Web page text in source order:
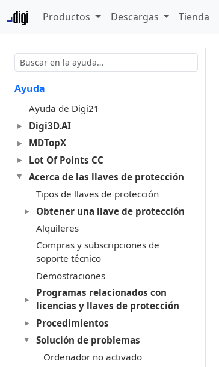
Productos Descargas Tienda
Ayuda
Ayuda de Digi21
Digi3D.AI
MDTopX
Lot Of Points CC
Acerca de las llaves de protección
Tipos de llaves de protección
Obtener una llave de protección
Alquileres
Compras y subscripciones de
soporte técnico
Demostraciones
Programas relacionados con
licencias y llaves de protección
Procedimientos
Solución de problemas
Ordenador no activado